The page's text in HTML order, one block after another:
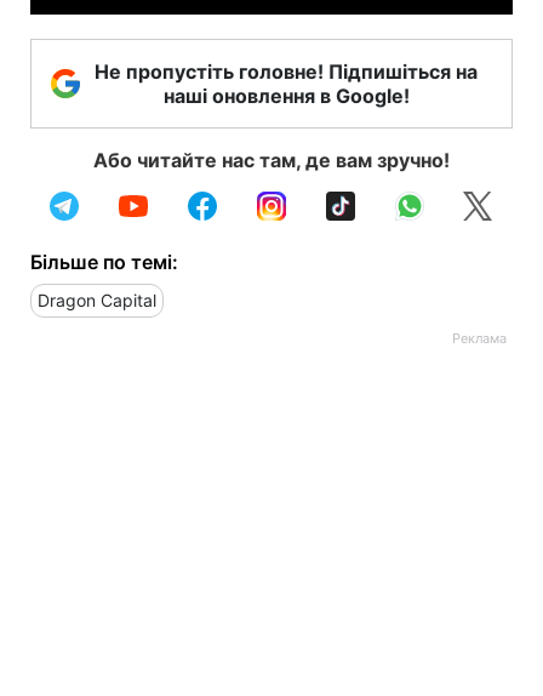
Не пропустіть головне! Підпишіться на
наші оновлення в Google!
Або читайте нас там, де вам зручно!
Більше по темі:
Dragon Capital